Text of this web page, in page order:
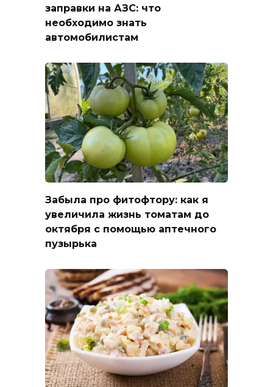
заправки на АЗС: что
необходимо знать
автомобилистам
Забыла про фитофтору: как я
увеличила жизнь томатам до
октября с помощью аптечного
пузырька